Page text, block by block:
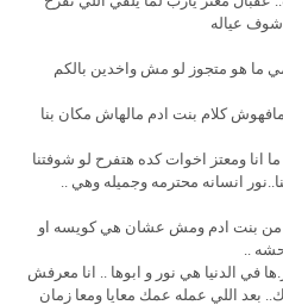
عياله
ما هو متجوز لو مش واخدين بالكم
كلام بنت ادم مالهاش مكان بنا
انا ومعتز اخوات كده هتفرح لو شوفتنا
انسانه محترمه وجميله وهي ..
من بنت ادم ومش عشان هي كويسه او
..
في الدنيا هي نور و ابوها .. انا معرفش
بعد اللي عمله عمك معايا ومعا زمان